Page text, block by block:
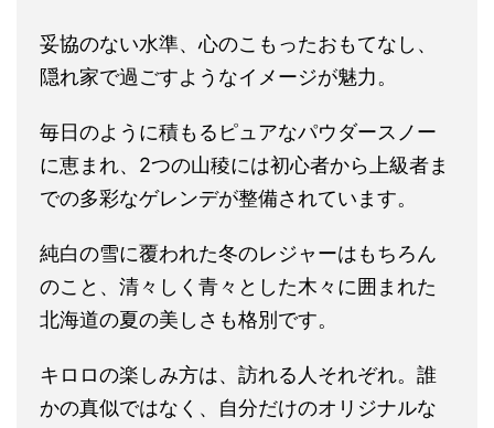
妥協のない水準、心のこもったおもてなし、
隠れ家で過ごすようなイメージが魅力。
毎日のように積もるピュアなパウダースノー
に恵まれ、2つの山稜には初心者から上級者ま
での多彩なゲレンデが整備されています。
純白の雪に覆われた冬のレジャーはもちろん
のこと、清々しく青々とした木々に囲まれた
北海道の夏の美しさも格別です。
キロロの楽しみ方は、訪れる人それぞれ。誰
かの真似ではなく、自分だけのオリジナルな